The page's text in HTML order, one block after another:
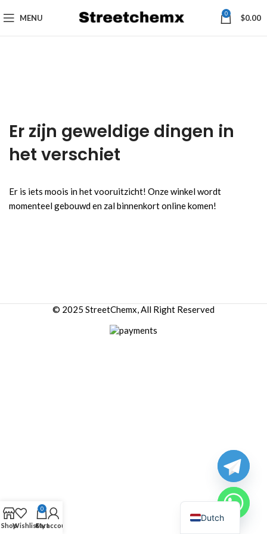
MENU 0 $0.00
Er zijn geweldige dingen in
het verschiet
Er is iets moois in het vooruitzicht! Onze winkel wordt
momenteel gebouwd en zal binnenkort online komen!
© 2025 StreetChemx, All Right Reserved
ShopWishlist
0
Cart
My account
Dutch